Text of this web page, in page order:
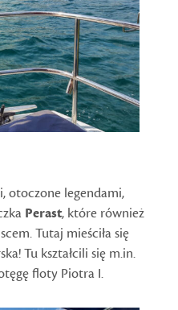
otoczone legendami,
Perast, które również
Tutaj mieściła się
Tu kształcili się m.in.
floty Piotra I.